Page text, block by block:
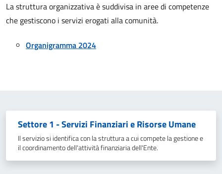
La struttura organizzativa è suddivisa in aree di competenze
che gestiscono i servizi erogati alla comunità.
Organigramma 2024
Settore 1 - Servizi Finanziari e Risorse Umane
Il servizio si identifica con la struttura a cui compete la gestione e
il coordinamento dell'attività finanziaria dell'Ente.